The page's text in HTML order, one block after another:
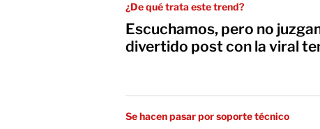
¿De qué trata este trend?
Escuchamos, pero no
divertido post con la viral
Se hacen pasar por soporte técnico